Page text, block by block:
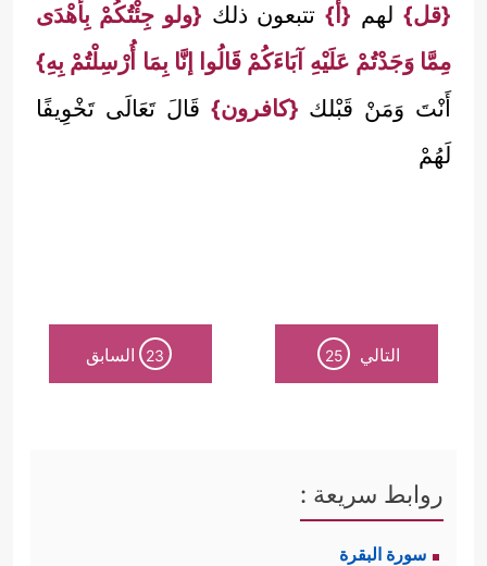
{قل}لهم {أ}تتبعون ذلك {ولو جِئْتُكُمْ بِأَهْدَى
مِمَّا وَجَدْتُمْ عَلَيْهِ آبَاءَكُمْ قَالُوا إنَّا بِمَا أُرْسِلْتُمْ بِهِ}
أَنْتَ وَمَنْ قَبْلك {كافرون} قَالَ تَعَالَى تَخْوِيفًا
لَهُمْ
التالي 25
23 السابق
روابط سريعة :
سورة البقرة